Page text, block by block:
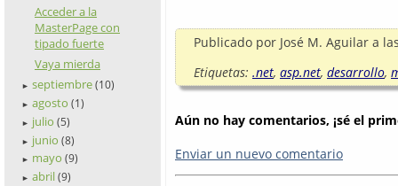
Acceder a la
MasterPage con
tipado fuerte
Vaya mierda
► septiembre (10)
► agosto (1)
► julio (5)
► junio (8)
► mayo (9)
► abril (9)
Publicado por José M. Aguilar a
Etiquetas: .net, asp.net, desarrollo,
Aún no hay comentarios, ¡sé el
Enviar un nuevo comentario